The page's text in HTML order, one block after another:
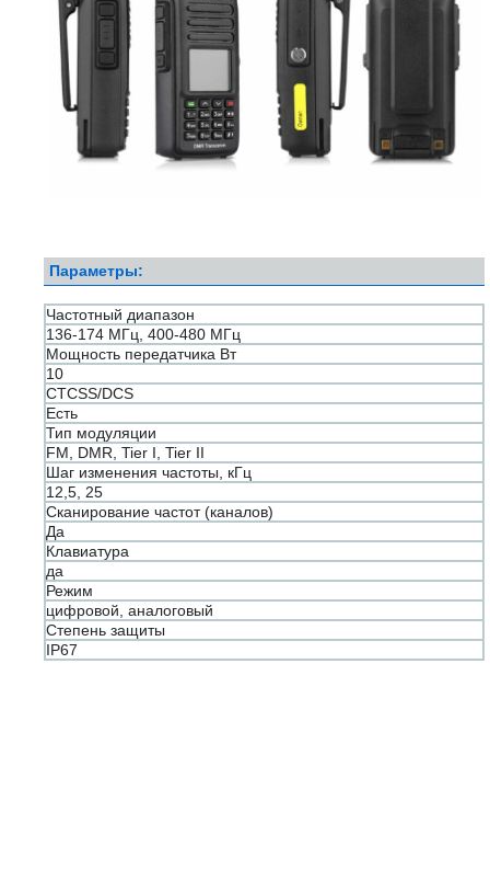
Параметры:
Частотный диапазон
136-174 МГц, 400-480 МГц
Мощность передатчика Вт
10
CTCSS/DCS
Есть
Тип модуляции
FM, DMR, Tier I, Tier II
Шаг изменения частоты, кГц
12,5, 25
Сканирование частот (каналов)
Да
Клавиатура
да
Режим
цифровой, аналоговый
Степень защиты
IP67